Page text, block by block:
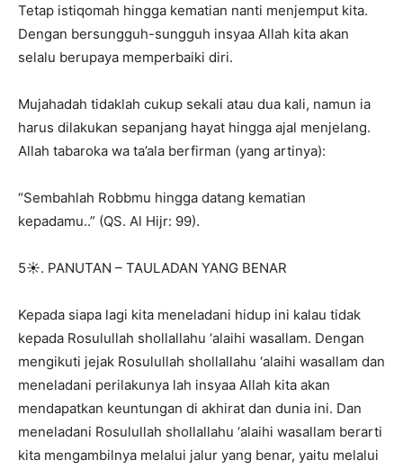
Tetap istiqomah hingga kematian nanti menjemput kita.
Dengan bersungguh-sungguh insyaa Allah kita akan
selalu berupaya memperbaiki diri.
Mujahadah tidaklah cukup sekali atau dua kali, namun ia
harus dilakukan sepanjang hayat hingga ajal menjelang.
Allah tabaroka wa ta’ala berfirman (yang artinya):
“Sembahlah Robbmu hingga datang kematian
kepadamu..” (QS. Al Hijr: 99).
5☀️. PANUTAN – TAULADAN YANG BENAR
Kepada siapa lagi kita meneladani hidup ini kalau tidak
kepada Rosulullah shollallahu ‘alaihi wasallam. Dengan
mengikuti jejak Rosulullah shollallahu ‘alaihi wasallam dan
meneladani perilakunya lah insyaa Allah kita akan
mendapatkan keuntungan di akhirat dan dunia ini. Dan
meneladani Rosulullah shollallahu ‘alaihi wasallam berarti
kita mengambilnya melalui jalur yang benar, yaitu melalui